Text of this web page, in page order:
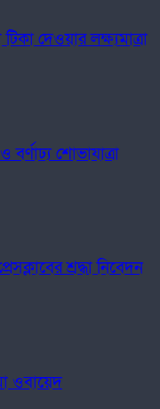
দেওয়ার লক্ষ্যমাত্রা
শোভাযাত্রা
শ্রদ্ধা নিবেদন
ওবায়েদ